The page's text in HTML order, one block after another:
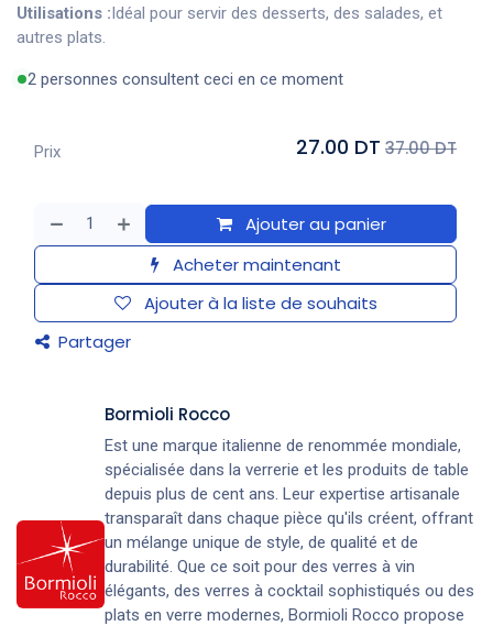
Utilisations :Idéal pour servir des desserts, des salades, et
autres plats.
2 personnes consultent ceci en ce moment
Ajouter au panier
Acheter maintenant
Ajouter à la liste de souhaits
Partager
Prix 27.00 DT 37.00 DT
Bormioli Rocco
Est une marque italienne de renommée mondiale,
spécialisée dans la verrerie et les produits de table
depuis plus de cent ans. Leur expertise artisanale
transparaît dans chaque pièce qu'ils créent, offrant
un mélange unique de style, de qualité et de
durabilité. Que ce soit pour des verres à vin
élégants, des verres à cocktail sophistiqués ou des
plats en verre modernes, Bormioli Rocco propose